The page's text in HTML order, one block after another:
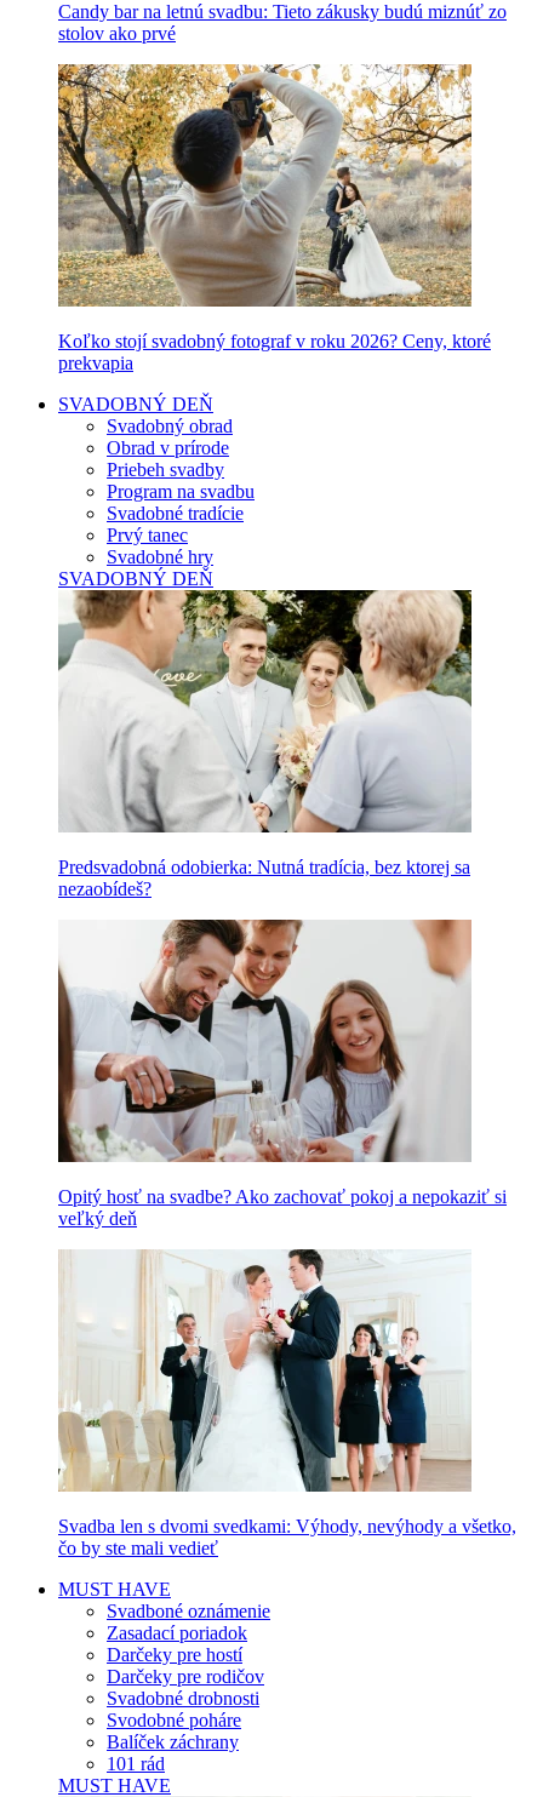
Candy bar na letnú svadbu: Tieto zákusky budú miznúť zo
stolov ako prvé
Koľko stojí svadobný fotograf v roku 2026? Ceny, ktoré
prekvapia
SVADOBNÝ DEŇ
Svadobný obrad
Obrad v prírode
Priebeh svadby
Program na svadbu
Svadobné tradície
Prvý tanec
Svadobné hry
SVADOBNÝ DEŇ
Predsvadobná odobierka: Nutná tradícia, bez ktorej sa
nezaobídeš?
Opitý hosť na svadbe? Ako zachovať pokoj a nepokaziť si
veľký deň
Svadba len s dvomi svedkami: Výhody, nevýhody a všetko,
čo by ste mali vedieť
MUST HAVE
Svadboné oznámenie
Zasadací poriadok
Darčeky pre hostí
Darčeky pre rodičov
Svadobné drobnosti
Svodobné poháre
Balíček záchrany
101 rád
MUST HAVE